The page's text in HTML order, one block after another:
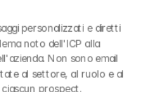
personalizzati e diretti
noto dell'ICP alla
Non sono email
al settore, al ruolo e al
prospect.